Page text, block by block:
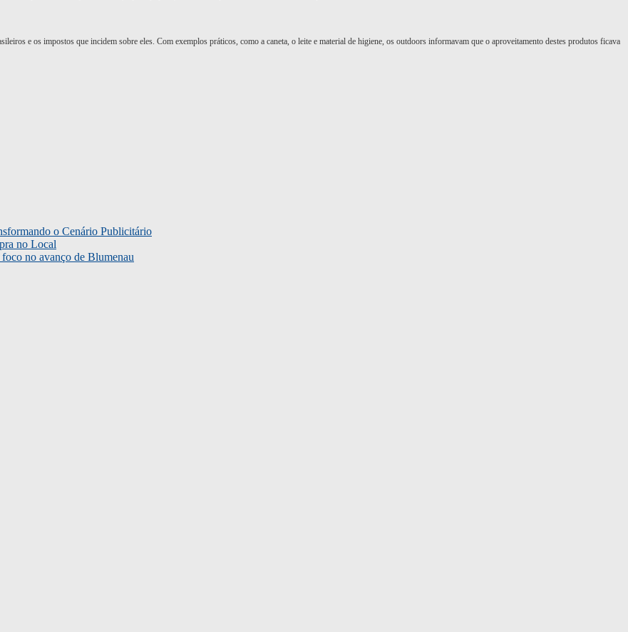
e os impostos que incidem sobre eles. Com exemplos práticos, como a caneta, o leite e material de higiene, os outdoors informavam que o aproveitamento destes produtos ficava
o Cenário Publicitário
no Local
no avanço de Blumenau